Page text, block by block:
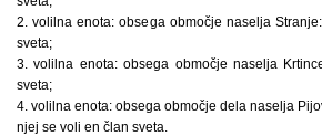
2. volilna enota: obsega območje naselja
sveta;
3. volilna enota: obsega območje naselja
sveta;
4. volilna enota: obsega območje dela naselja
njej se voli en član sveta.